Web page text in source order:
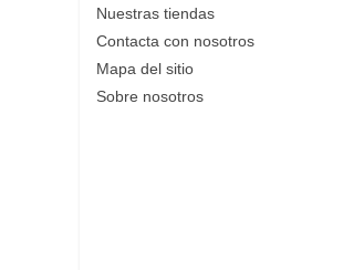
Nuestras tiendas
Contacta con nosotros
Mapa del sitio
Sobre nosotros